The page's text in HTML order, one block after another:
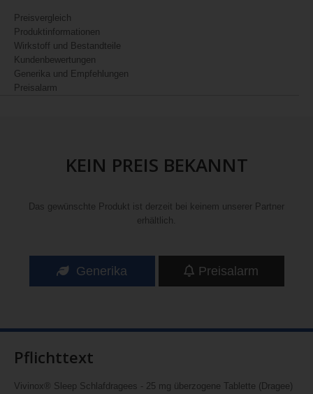
Preisvergleich
Produktinformationen
Wirkstoff und Bestandteile
Kundenbewertungen
Generika und Empfehlungen
Preisalarm
KEIN PREIS BEKANNT
Das gewünschte Produkt ist derzeit bei keinem unserer Partner
erhältlich.
Generika Preisalarm
Pflichttext
Vivinox® Sleep Schlafdragees - 25 mg überzogene Tablette (Dragee)